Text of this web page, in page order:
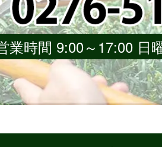
業時間 9:00～17:00 日